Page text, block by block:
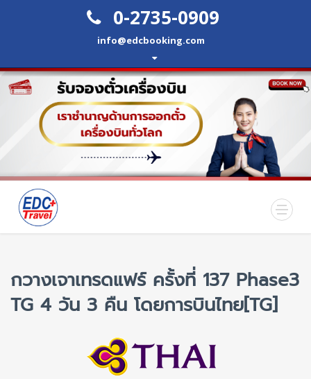
0-2735-0909
info@edcbooking.com
กวางเจาเทรดแฟร์ ครั้งที่ 137 Phase3
TG 4 วัน 3 คืน โดยการบินไทย[TG]